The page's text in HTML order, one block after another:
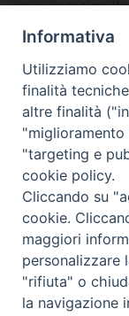
Ufficio
Piazza Giovene
SEGUICI SU
Facebook
Instagram
X
Privacy Policy -
Informativa
Utilizziamo
finalità
altre finalità
"miglioramento
"targeting e
cookie policy.
Cliccando su
cookie.
maggiori
personalizzare
"rifiuta" o
la navigazione